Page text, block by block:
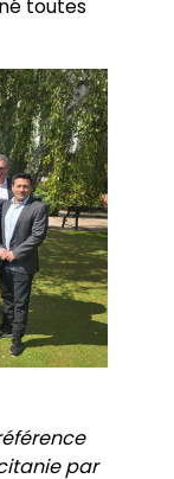
toutes
par